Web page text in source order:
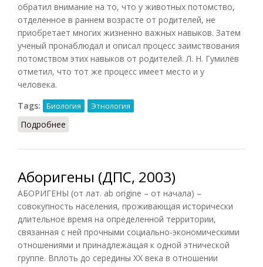
обратил внимание на то, что у животных потомство,
отделенное в раннем возрасте от родителей, не
приобретает многих жизненно важных навыков. Затем
ученый пронаблюдал и описал процесс заимствования
потомством этих навыков от родителей. Л. Н. Гумилёв
отметил, что тот же процесс имеет место и у
человека.
Tags:
Биология Этнология
Подробнее
Аборигены (ДПС, 2003)
АБОРИГЕНЫ (от лат. ab origine – от начала) –
совокупность населения, проживающая исторически
длительное время на определенной территории,
связанная с ней прочными социально-экономическими
отношениями и принадлежащая к одной этнической
группе. Вплоть до середины XX века в отношении